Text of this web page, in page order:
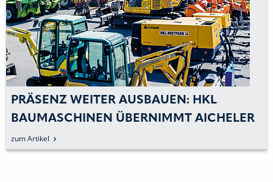
PRÄSENZ WEITER AUSBAUEN: HKL
BAUMASCHINEN ÜBERNIMMT AICHELER
BAUMASCHINEN SERVICE IN
HERRENBERG
zum Artikel